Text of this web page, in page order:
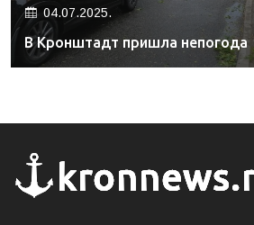
04.07.2025.
В Кронштадт пришла непогода